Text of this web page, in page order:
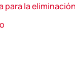
la eliminación